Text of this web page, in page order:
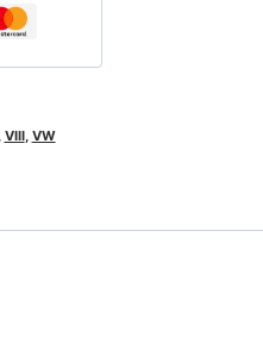
VIII, VW